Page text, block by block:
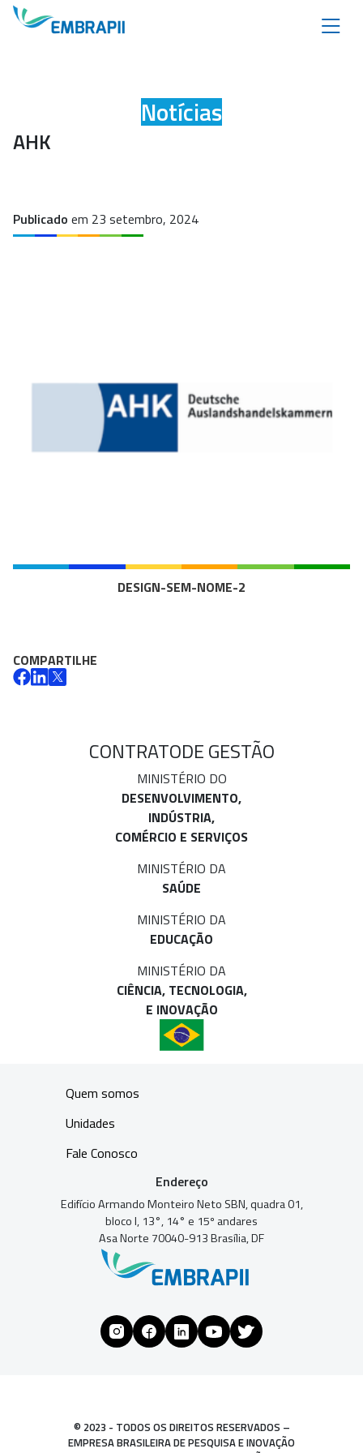
Notícias
AHK
Publicado em 23 setembro, 2024
DESIGN-SEM-NOME-2
COMPARTILHE
CONTRATODE GESTÃO
MINISTÉRIO DO
DESENVOLVIMENTO,
INDÚSTRIA,
COMÉRCIO E SERVIÇOS
MINISTÉRIO DA
SAÚDE
MINISTÉRIO DA
EDUCAÇÃO
MINISTÉRIO DA
CIÊNCIA, TECNOLOGIA,
E INOVAÇÃO
Quem somos
Unidades
Fale Conosco
Endereço
Edifício Armando Monteiro Neto SBN, quadra 01,
bloco I, 13°, 14° e 15º andares
Asa Norte 70040-913 Brasília, DF
© 2023 - TODOS OS DIREITOS RESERVADOS –
EMPRESA BRASILEIRA DE PESQUISA E INOVAÇÃO